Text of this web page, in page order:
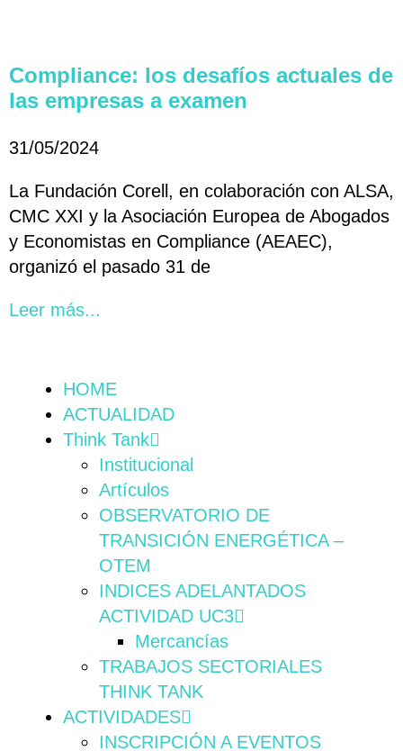
Compliance: los desafíos actuales de
las empresas a examen
31/05/2024
La Fundación Corell, en colaboración con ALSA,
CMC XXI y la Asociación Europea de Abogados
y Economistas en Compliance (AEAEC),
organizó el pasado 31 de
Leer más...
HOME
ACTUALIDAD
Think Tank
Institucional
Artículos
OBSERVATORIO DE
TRANSICIÓN ENERGÉTICA –
OTEM
INDICES ADELANTADOS
ACTIVIDAD UC3
Mercancías
TRABAJOS SECTORIALES
THINK TANK
ACTIVIDADES
INSCRIPCIÓN A EVENTOS